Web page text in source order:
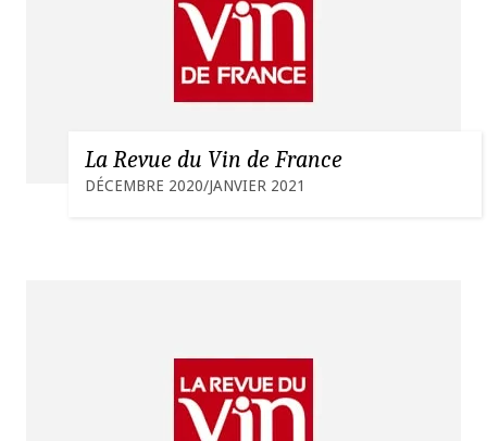
La Revue du Vin de France
DÉCEMBRE 2020/JANVIER 2021